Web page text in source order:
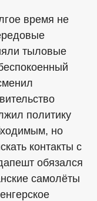
время не
тыловые
политику
но
контакты с
обязался
самолёты